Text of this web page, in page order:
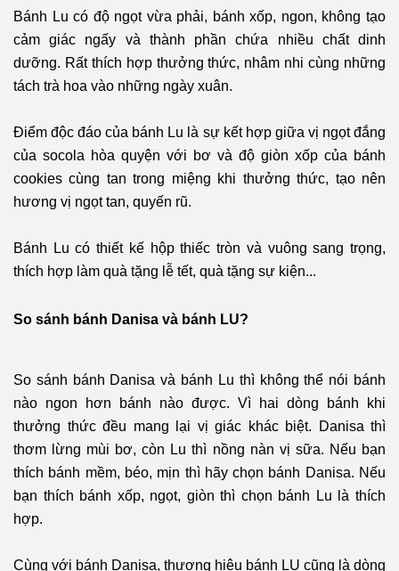
Bánh Lu có độ ngọt vừa phải, bánh xốp, ngon, không tạo
cảm giác ngấy và thành phần chứa nhiều chất dinh
dưỡng. Rất thích hợp thưởng thức, nhâm nhi cùng những
tách trà hoa vào những ngày xuân.
Điểm độc đáo của bánh Lu là sự kết hợp giữa vị ngọt đắng
của socola hòa quyện với bơ và độ giòn xốp của bánh
cookies cùng tan trong miệng khi thưởng thức, tạo nên
hương vị ngọt tan, quyến rũ.
Bánh Lu có thiết kế hộp thiếc tròn và vuông sang trọng,
thích hợp làm quà tặng lễ tết, quà tặng sự kiện...
So sánh bánh Danisa và bánh LU?
So sánh bánh Danisa và bánh Lu thì không thể nói bánh
nào ngon hơn bánh nào được. Vì hai dòng bánh khi
thưởng thức đều mang lại vị giác khác biệt. Danisa thì
thơm lừng mùi bơ, còn Lu thì nồng nàn vị sữa. Nếu bạn
thích bánh mềm, béo, mịn thì hãy chọn bánh Danisa. Nếu
bạn thích bánh xốp, ngọt, giòn thì chọn bánh Lu là thích
hợp.
Cùng với bánh Danisa, thương hiệu bánh LU cũng là dòng